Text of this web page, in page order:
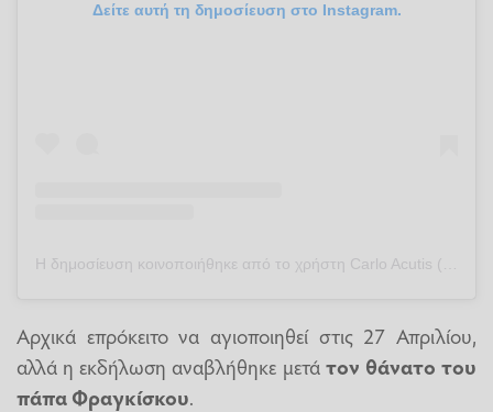
Δείτε αυτή τη δημοσίευση στο Instagram.
Αρχικά επρόκειτο να αγιοποιηθεί στις 27 Απριλίου,
αλλά η εκδήλωση αναβλήθηκε μετάτον θάνατο του
πάπα Φραγκίσκου.